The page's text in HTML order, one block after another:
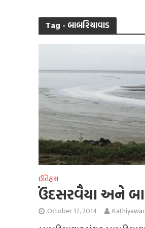
Tag - બાબરિયાવાડ
ઈતિહાસ
ઉંદસરવૈયા અને
October 17, 2014